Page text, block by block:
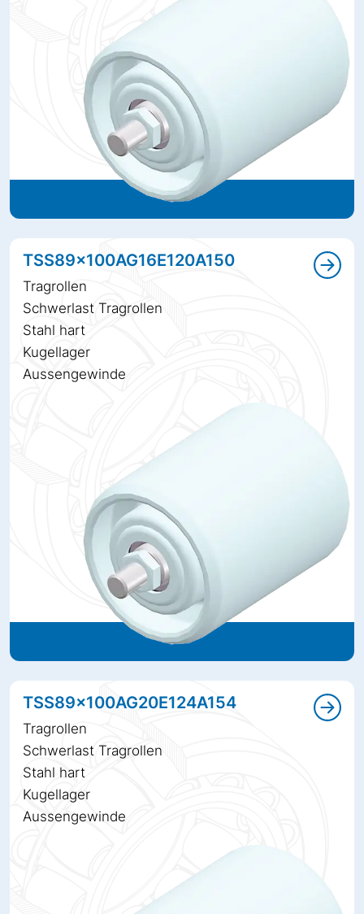
TSS89x100AG16E120A150
Tragrollen
Schwerlast Tragrollen
Stahl hart
Kugellager
Aussengewinde
TSS89x100AG20E124A154
Tragrollen
Schwerlast Tragrollen
Stahl hart
Kugellager
Aussengewinde